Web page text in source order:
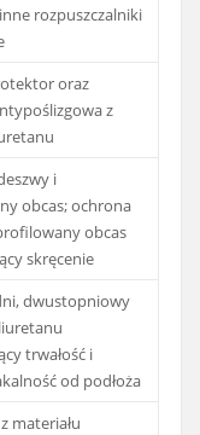
rozpuszczalniki
oraz
z
i
obcas; ochrona
obcas
skręcenie
dwustopniowy
trwałość i
od podłoża
materiału